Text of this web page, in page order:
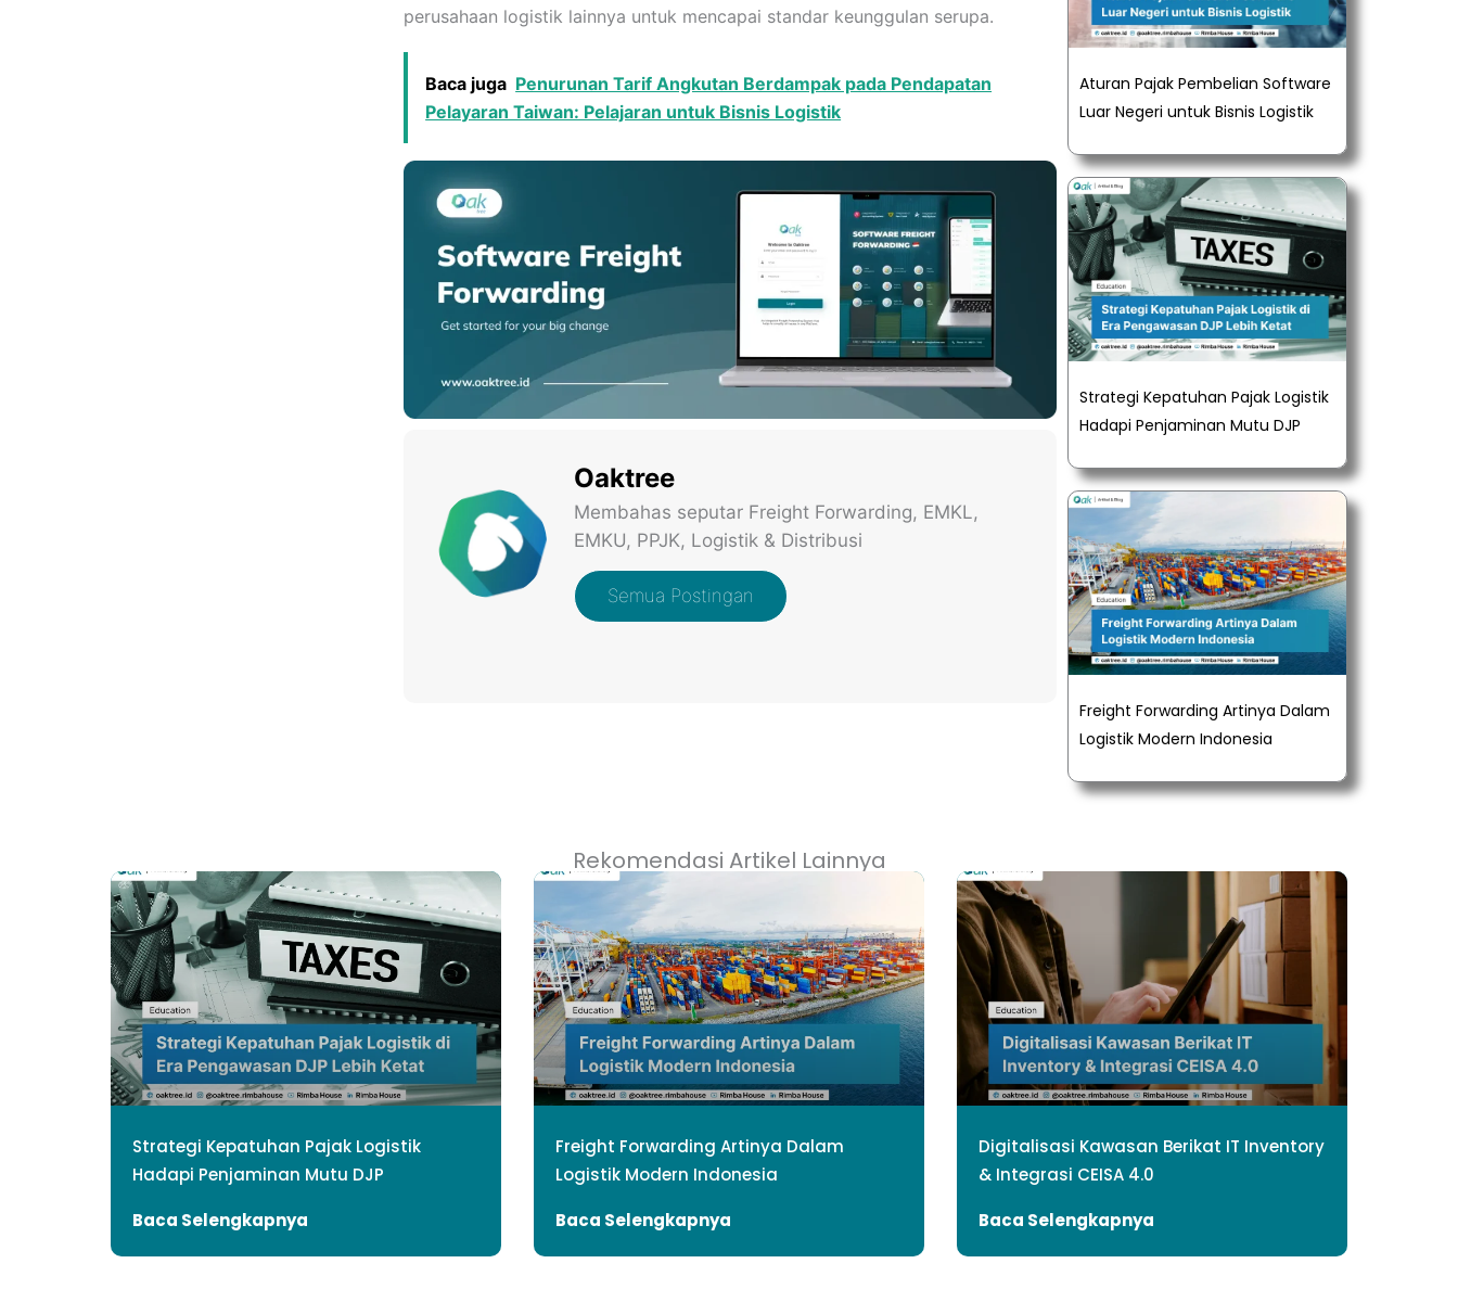
perusahaan logistik lainnya untuk mencapai standar keunggulan serupa.
Baca juga Penurunan Tarif Angkutan Berdampak pada Pendapatan
Pelayaran Taiwan: Pelajaran untuk Bisnis Logistik
Oaktree
Membahas seputar Freight Forwarding, EMKL,
EMKU, PPJK, Logistik & Distribusi
Semua Postingan
Aturan Pajak Pembelian Software
Luar Negeri untuk Bisnis Logistik
Strategi Kepatuhan Pajak Logistik
Hadapi Penjaminan Mutu DJP
Freight Forwarding Artinya Dalam
Logistik Modern Indonesia
Rekomendasi Artikel Lainnya
Strategi Kepatuhan Pajak Logistik
Hadapi Penjaminan Mutu DJP
Baca Selengkapnya
Freight Forwarding Artinya Dalam
Logistik Modern Indonesia
Baca Selengkapnya
Digitalisasi Kawasan Berikat IT Inventory
& Integrasi CEISA 4.0
Baca Selengkapnya